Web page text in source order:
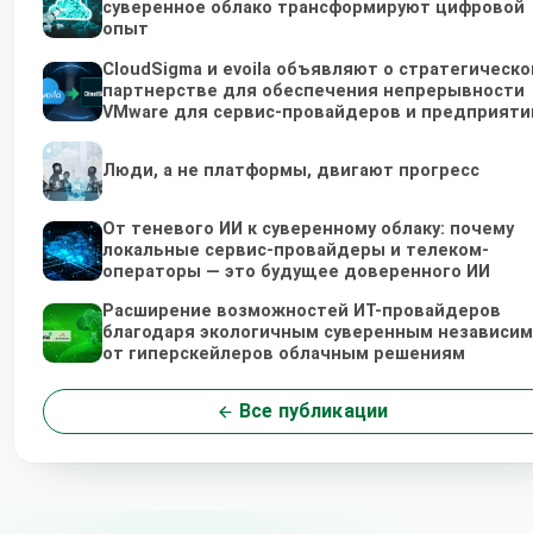
суверенное облако трансформируют цифровой
опыт
CloudSigma и evoila объявляют о
партнерстве для обеспечения непрерывности
VMware для сервис-провайдеров и
Люди, а не платформы, двигают прогресс
От теневого ИИ к суверенному облаку: почему
локальные сервис-провайдеры и телеком-
операторы — это будущее доверенного ИИ
Расширение возможностей ИТ-провайдеров
благодаря экологичным суверенным
от гиперскейлеров облачным решениям
Все публикации